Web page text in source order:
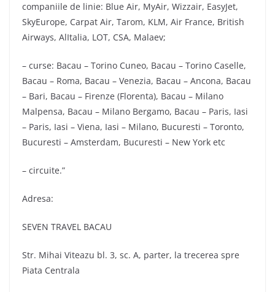
companiile de linie: Blue Air, MyAir, Wizzair, EasyJet,
SkyEurope, Carpat Air, Tarom, KLM, Air France, British
Airways, AlItalia, LOT, CSA, Malaev;
– curse: Bacau – Torino Cuneo, Bacau – Torino Caselle,
Bacau – Roma, Bacau – Venezia, Bacau – Ancona, Bacau
– Bari, Bacau – Firenze (Florenta), Bacau – Milano
Malpensa, Bacau – Milano Bergamo, Bacau – Paris, Iasi
– Paris, Iasi – Viena, Iasi – Milano, Bucuresti – Toronto,
Bucuresti – Amsterdam, Bucuresti – New York etc
– circuite.”
Adresa:
SEVEN TRAVEL BACAU
Str. Mihai Viteazu bl. 3, sc. A, parter, la trecerea spre
Piata Centrala